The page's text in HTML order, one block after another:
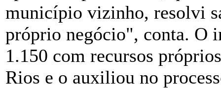
município vizinho, resolvi
próprio negócio", conta. O
1.150 com recursos
Rios e o auxiliou no